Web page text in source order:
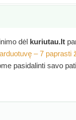
dėl kuriutau.lt
– 7 paprasti
pasidalinti savo